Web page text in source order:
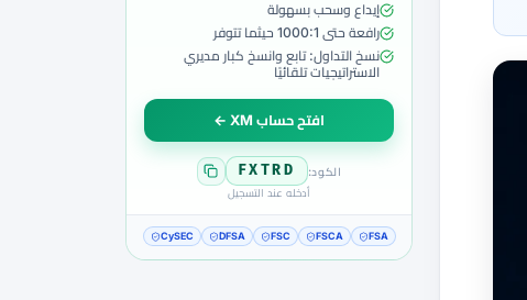
إيداع وسحب بسهولة
رافعة حتى 1000:1 حيثما تتوفر
نسخ التداول: تابع وانسخ كبار مديري
الاستراتيجيات تلقائيًا
افتح حساب XM ←
الكود: FXTRD
أدخله عند التسجيل
CySEC DFSA FSC FSCA FSA